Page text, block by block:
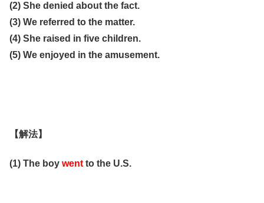
(2) She denied about the fact.
(3) We referred to the matter.
(4) She raised in five children.
(5) We enjoyed in the amusement.
【解法】
(1) The boy went to the U.S.